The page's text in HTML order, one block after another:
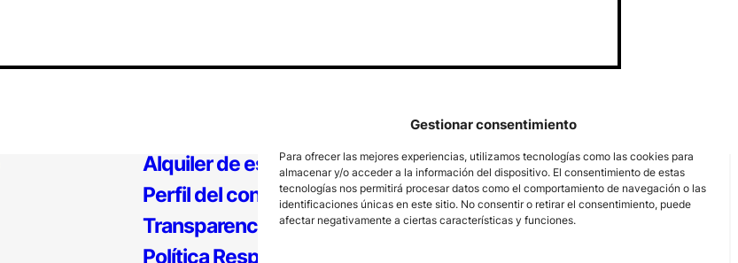
Gestionar consentimiento
Para ofrecer las mejores experiencias, utilizamos tecnologías como las cookies para
almacenar y/o acceder a la información del dispositivo. El consentimiento de estas
tecnologías nos permitirá procesar datos como el comportamiento de navegación o las
identificaciones únicas en este sitio. No consentir o retirar el consentimiento, puede
afectar negativamente a ciertas características y funciones.
Alquiler de espacios
Perfil del contratante
Transparencia
Política Responsable